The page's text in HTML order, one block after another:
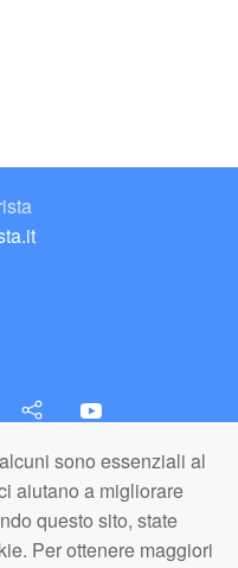
sono essenziali al
aiutano a migliorare
questo sito, state
Per ottenere maggiori
(APS)